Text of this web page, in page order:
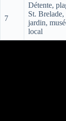
7
Détente,
St. Brelade,
jardin,
local